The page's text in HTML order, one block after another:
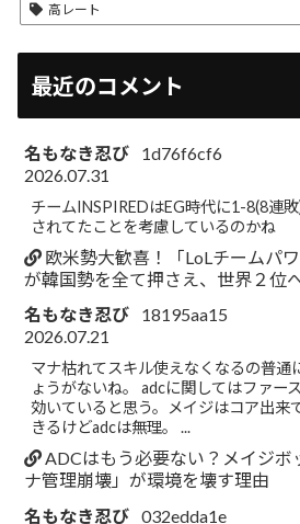
高レート
最近のコメント
名もなき忍び
1d76f6cf6
2026.07.31
チームINSPIREDはEG時代に1-8(8連
されてたことを考慮しているのかね
欧米勢大歓喜！「LoLチームパ
が韓国勢を全て押さえ、世界２位
名もなき忍び
18195aa15
2026.07.21
マナ枯れてスキル使えなくなるの普通
ょうがないね。 adcに関してはファー
効いていると思う。メイジはコア出来
きるけどadcは無理。 ...
ADCはもう必要ない？メイジボ
ナ管理崩壊」が環境を壊す理由
名もなき忍び 032edda1e